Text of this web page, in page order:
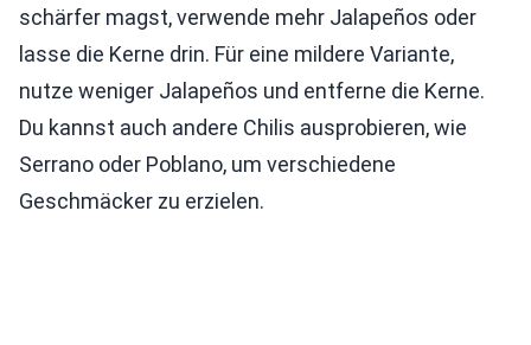
schärfer magst, verwende mehr Jalapeños oder
lasse die Kerne drin. Für eine mildere Variante,
nutze weniger Jalapeños und entferne die Kerne.
Du kannst auch andere Chilis ausprobieren, wie
Serrano oder Poblano, um verschiedene
Geschmäcker zu erzielen.